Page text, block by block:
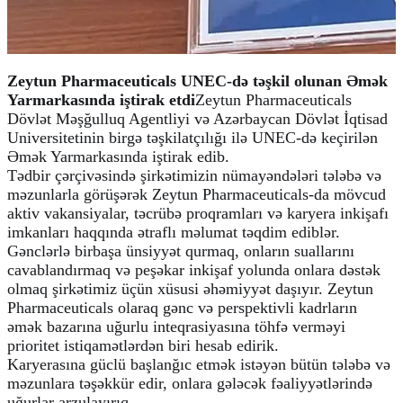
Zeytun Pharmaceuticals UNEC-də təşkil olunan Əmək
Yarmarkasında iştirak etdiZeytun Pharmaceuticals
Dövlət Məşğulluq Agentliyi və Azərbaycan Dövlət İqtisad
Universitetinin birgə təşkilatçılığı ilə UNEC-də keçirilən
Əmək Yarmarkasında iştirak edib.
Tədbir çərçivəsində şirkətimizin nümayəndələri tələbə və
məzunlarla görüşərək Zeytun Pharmaceuticals-da mövcud
aktiv vakansiyalar, təcrübə proqramları və karyera inkişafı
imkanları haqqında ətraflı məlumat təqdim ediblər.
Gənclərlə birbaşa ünsiyyət qurmaq, onların suallarını
cavablandırmaq və peşəkar inkişaf yolunda onlara dəstək
olmaq şirkətimiz üçün xüsusi əhəmiyyət daşıyır. Zeytun
Pharmaceuticals olaraq gənc və perspektivli kadrların
əmək bazarına uğurlu inteqrasiyasına töhfə verməyi
prioritet istiqamətlərdən biri hesab edirik.
Karyerasına güclü başlanğıc etmək istəyən bütün tələbə və
məzunlara təşəkkür edir, onlara gələcək fəaliyyətlərində